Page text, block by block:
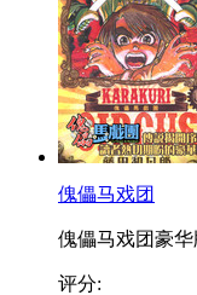
傀儡马戏团
傀儡马戏团豪华
评分: